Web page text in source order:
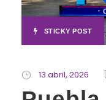
STICKY POST
13 abril, 2026